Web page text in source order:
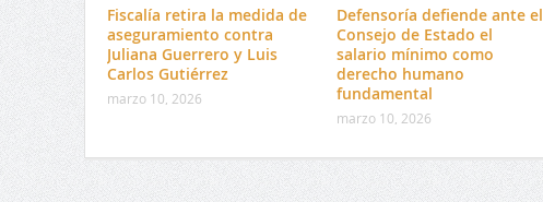
Fiscalía retira la medida de
aseguramiento contra
Juliana Guerrero y Luis
Carlos Gutiérrez
marzo 10, 2026
Defensoría defiende ante el
Consejo de Estado el
salario mínimo como
derecho humano
fundamental
marzo 10, 2026